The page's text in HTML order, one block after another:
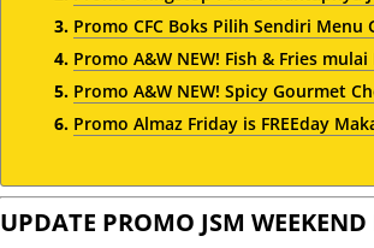
Promo CFC Boks Pilih Sendiri Menu
Promo A&W NEW! Fish & Fries mulai
Promo A&W NEW! Spicy Gourmet
Promo Almaz Friday is FREEday
UPDATE PROMO JSM